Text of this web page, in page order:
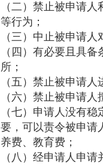
（二）禁止被申请
等行为；
（三）中止被申请
（四）有必要且具
所；
（五）禁止被申请
（六）禁止被申请
（七）申请人没有
要，可以责令被申请
养费、教育费；
（八）经申请人申